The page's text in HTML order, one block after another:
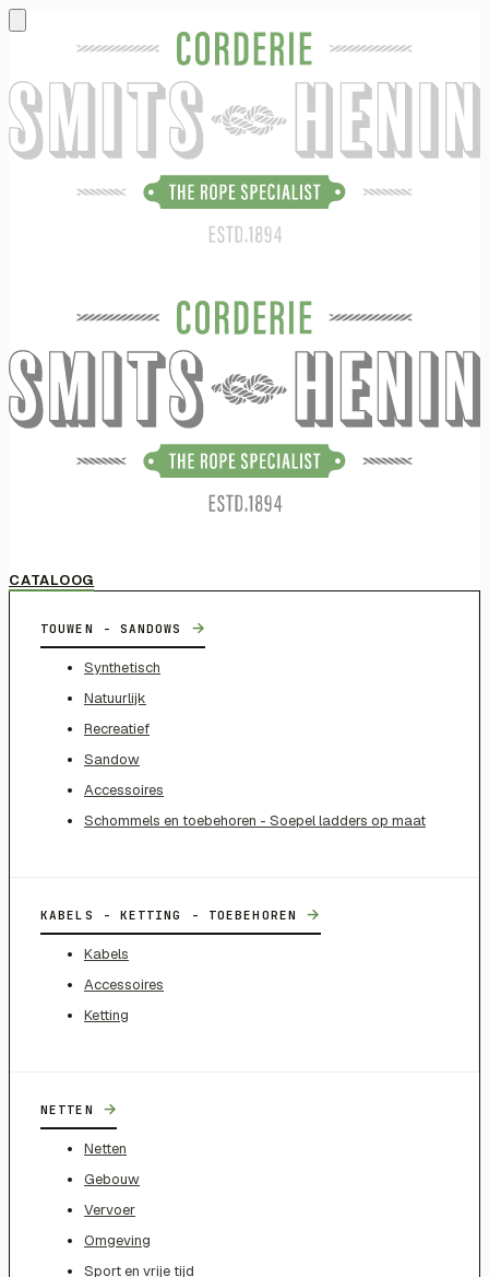
CATALOOG
TOUWEN - SANDOWS →
Synthetisch
Natuurlijk
Recreatief
Sandow
Accessoires
Schommels en toebehoren - Soepel ladders op maat
KABELS - KETTING - TOEBEHOREN →
Kabels
Accessoires
Ketting
NETTEN →
Netten
Gebouw
Vervoer
Omgeving
Sport en vrije tijd